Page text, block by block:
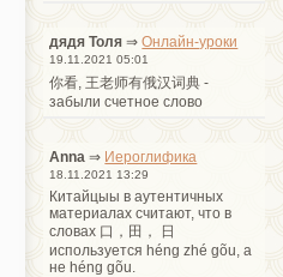
дядя Толя ⇒Онлайн-уроки
19.11.2021 05:01
你看, 王老师有俄汉词典 -
забыли счетное слово
Anna ⇒ Иероглифика
18.11.2021 13:29
Китайцыы в аутентичных
материалах считают, что в
словах 口，田， 日
используется héng zhé gõu, а
не héng gõu.